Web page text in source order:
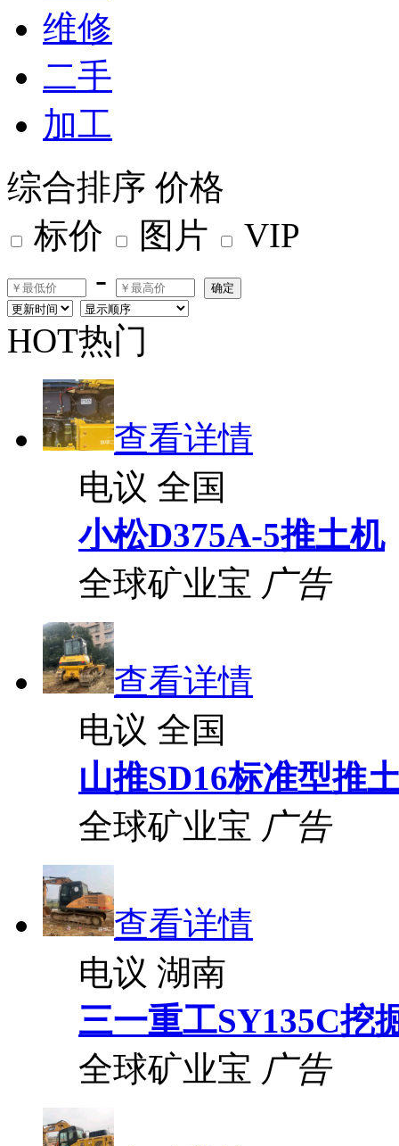
维修
二手
加工
综合排序 价格
标价
图片
VIP
-
确定
HOT热门
查看详情
电议 全国
小松D375A-5推土机
全球矿业宝 广告
查看详情
电议 全国
山推SD16标准型推
全球矿业宝 广告
查看详情
电议 湖南
三一重工SY135C挖
全球矿业宝 广告